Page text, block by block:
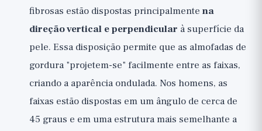
fibrosas estão dispostas principalmente na
direção vertical e perpendicular à superfície da
pele. Essa disposição permite que as almofadas de
gordura "projetem-se" facilmente entre as faixas,
criando a aparência ondulada. Nos homens, as
faixas estão dispostas em um ângulo de cerca de
45 graus e em uma estrutura mais semelhante a